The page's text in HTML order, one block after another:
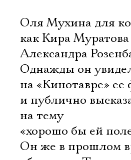
Оля Мухина для
как Кира
Александра
Однажды он
на «Кинотавре»
и публично
на тему
«хорошо бы ей
Он же в прошлом